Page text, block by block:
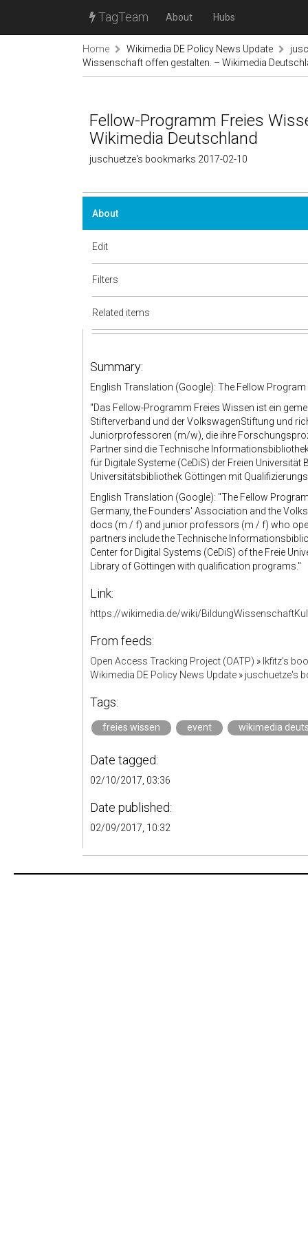
TagTeam About Hubs
Home Wikimedia DE Policy News Update
Wissenschaft offen gestalten. – Wikimedia
Fellow-Programm Freies
Wikimedia Deutschland
juschuetze's bookmarks 2017-02-10
About
Edit
Filters
Related items
Summary:
English Translation (Google): The Fellow Program
"Das Fellow-Programm Freies Wissen ist ein
Stifterverband und der VolkswagenStiftung und
Juniorprofessoren (m/w), die ihre
Partner sind die Technische
für Digitale Systeme (CeDiS) der Freien
Universitätsbibliothek Göttingen mit
English Translation (Google): "The Fellow
Germany, the Founders' Association and the
docs (m / f) and junior professors (m / f) who
partners include the Technische
Center for Digital Systems (CeDiS) of the Freie
Library of Göttingen with qualification programs."
Link:
https://wikimedia.de/wiki/
From feeds:
Open Access Tracking Project (OATP) » lkfitz's
Wikimedia DE Policy News Update » juschuetze's
Tags:
freies wissen event wikimedia
Date tagged:
02/10/2017, 03:36
Date published:
02/09/2017, 10:32